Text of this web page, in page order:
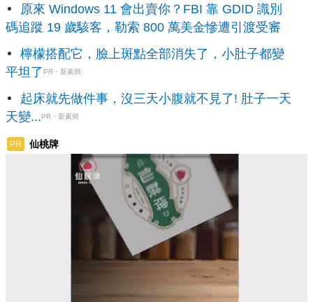
原來 Windows 11 會出賣你？FBI 靠 GDID 識別
碼追蹤 19 歲駭客，勒索 800 萬美金慘遭引渡受審
檸檬搭配它，臉上斑點全部消失了，小肚子都變
平坦了 PR・新素簡
起床就先做件事，沒三天小腹就不見了! 肚子一天
天變...PR・新素簡
PR 仙桃牌